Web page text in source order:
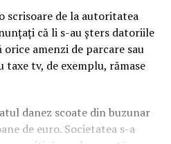
scrisoare de la autoritatea
că li s-au şters datoriile
amenzi de parcare sau
tv, de exemplu, rămase
danez scoate din buzunar
de euro. Societatea s-a